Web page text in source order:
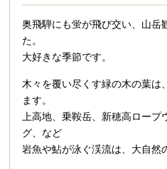
奥飛騨にも蛍が飛び交い、山岳
た。
大好きな季節です。
木々を覆い尽くす緑の木の葉は
ます。
上高地、乗鞍岳、新穂高ロー
グ、など
岩魚や鮎が泳ぐ渓流は、大自然